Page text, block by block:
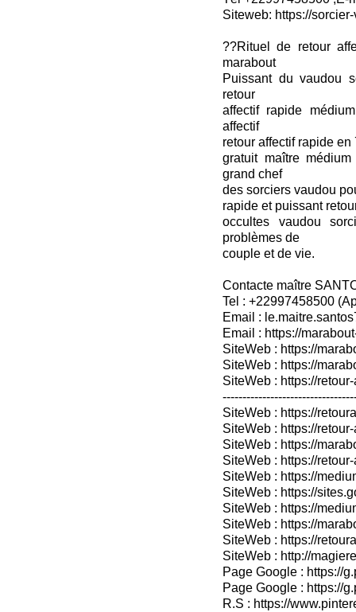
Siteweb: https://
??Rituel de retour
marabout
Puissant du vaudou
retour
affectif rapide
affectif
retour affectif rapide
gratuit maître
grand chef
des sorciers vaudou
rapide et puissant
occultes vaudou
problèmes de
couple et de vie.
Contacte maître
Tel : +22997458500
Email :
Email : https://
SiteWeb : https://
SiteWeb : https://
SiteWeb : https://
SiteWeb : https://
SiteWeb : https://
SiteWeb : https://
SiteWeb : https://
SiteWeb : https://
SiteWeb : https://
SiteWeb : https://
SiteWeb : https://
SiteWeb : https://
SiteWeb : http://
Page Google : https://
Page Google : https://
R.S : https://